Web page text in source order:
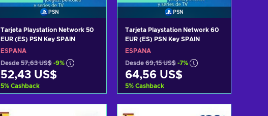
PSN
Tarjeta Playstation Network 50
EUR (ES) PSN Key SPAIN
ESPAÑA
Desde 57,63 US$ -9%
52,43 US$
5% Cashback
PSN
Tarjeta Playstation Network 60
EUR (ES) PSN Key SPAIN
ESPAÑA
Desde 69,15 US$ -7%
64,56 US$
5% Cashback